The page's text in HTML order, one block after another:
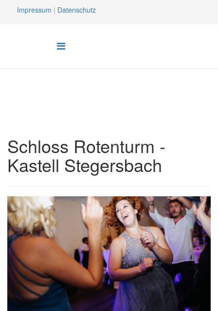
Impressum | Datenschutz
Schloss Rotenturm -
Kastell Stegersbach